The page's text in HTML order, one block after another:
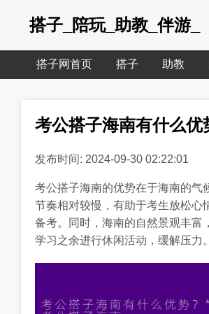
搭子_陪玩_助教_伴游_
搭子网首页 搭子 助教
考公搭子海南有什么优
发布时间: 2024-09-30 02:22:01
考公搭子海南的优势在于海南的气
节奏相对较慢，有助于考生放松心
备考。同时，海南的自然景观丰富
学习之余进行休闲活动，缓解压力